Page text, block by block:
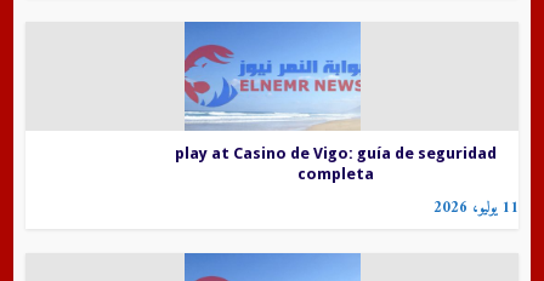
play at Casino de Vigo: guía de seguridad
completa
11 يوليو، 2026